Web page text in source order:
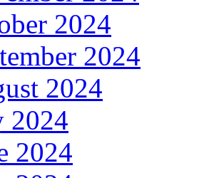
2024
2024
2024
2024
2024